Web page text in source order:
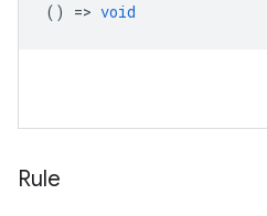
() => void
Rule